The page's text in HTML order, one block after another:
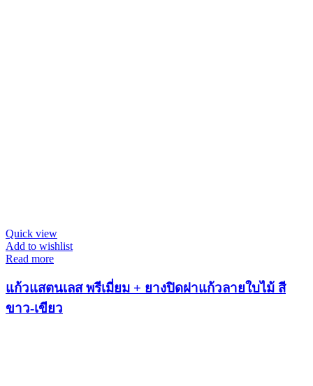
Quick view
Add to wishlist
Read more
แก้วแสตนเลส พรีเมี่ยม + ยางปิดฝาแก้วลายใบไม้ สี
ขาว-เขียว